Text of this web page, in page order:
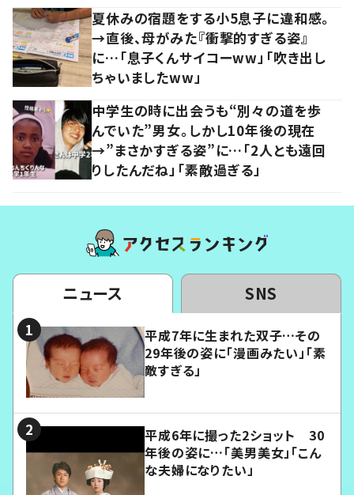
夏休みの宿題をする小5息子に違和感。
→直後、母がみた『衝撃的すぎる姿』
に…「息子くんサイコーww」「吹き出し
ちゃいましたww」
中学生の時に出会うも“別々の道を歩
んでいた”男女。しかし10年後の現在
→”まさかすぎる姿”に…「2人とも遠回
りしたんだね」「素敵過ぎる」
ニュース SNS
平成7年に生まれた双子…その
29年後の姿に「漫画みたい」「素
敵すぎる」
平成6年に撮った2ショット 30
年後の姿に…「美男美女」「こん
な夫婦になりたい」